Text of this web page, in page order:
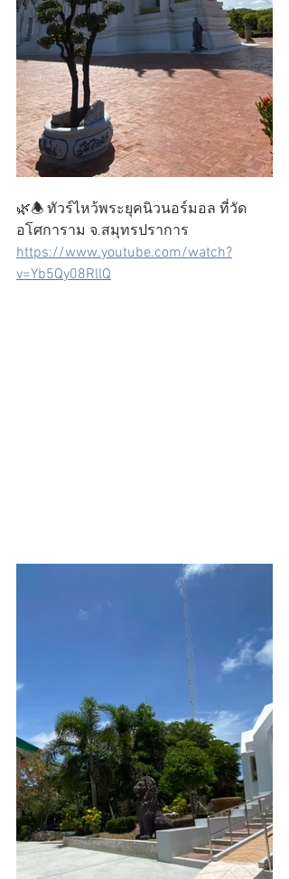
🌿🕭 ทัวร์ไหว้พระยุคนิวนอร์มอล ที่วัด
อโศการาม จ.สมุทรปราการ
https://www.youtube.com/watch?
v=Yb5Qy08RllQ